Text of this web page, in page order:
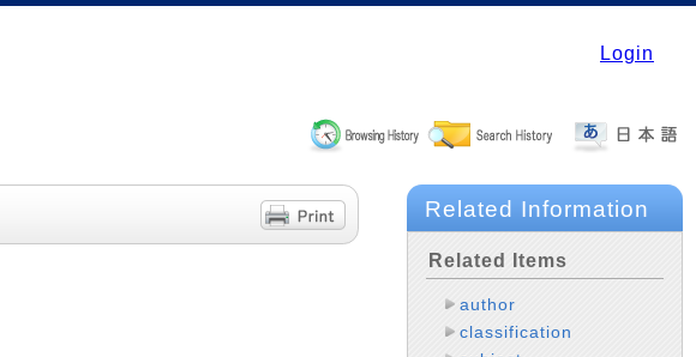
Login
Related Information
Related Items
author
classification